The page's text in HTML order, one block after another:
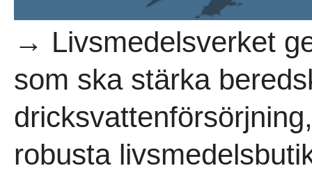
→ Livsmedelsverket
som ska stärka
robusta